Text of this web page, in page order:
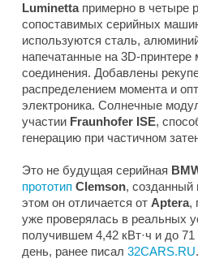
Luminettaпримерно в четыре
сопоставимых серийных
используются сталь,
напечатанные на 3D-принтере
соединения. Добавлены
распределением момента и
электроника. Солнечные
участии Fraunhofer ISE,
генерацию при частичном
Это не будущая серийная
прототип Clemson, созданный
этом он отличается от Aptera,
уже проверялась в реальных
получившем 4,42 кВт·ч и до 71
день, ранее писал 32CARS.RU.